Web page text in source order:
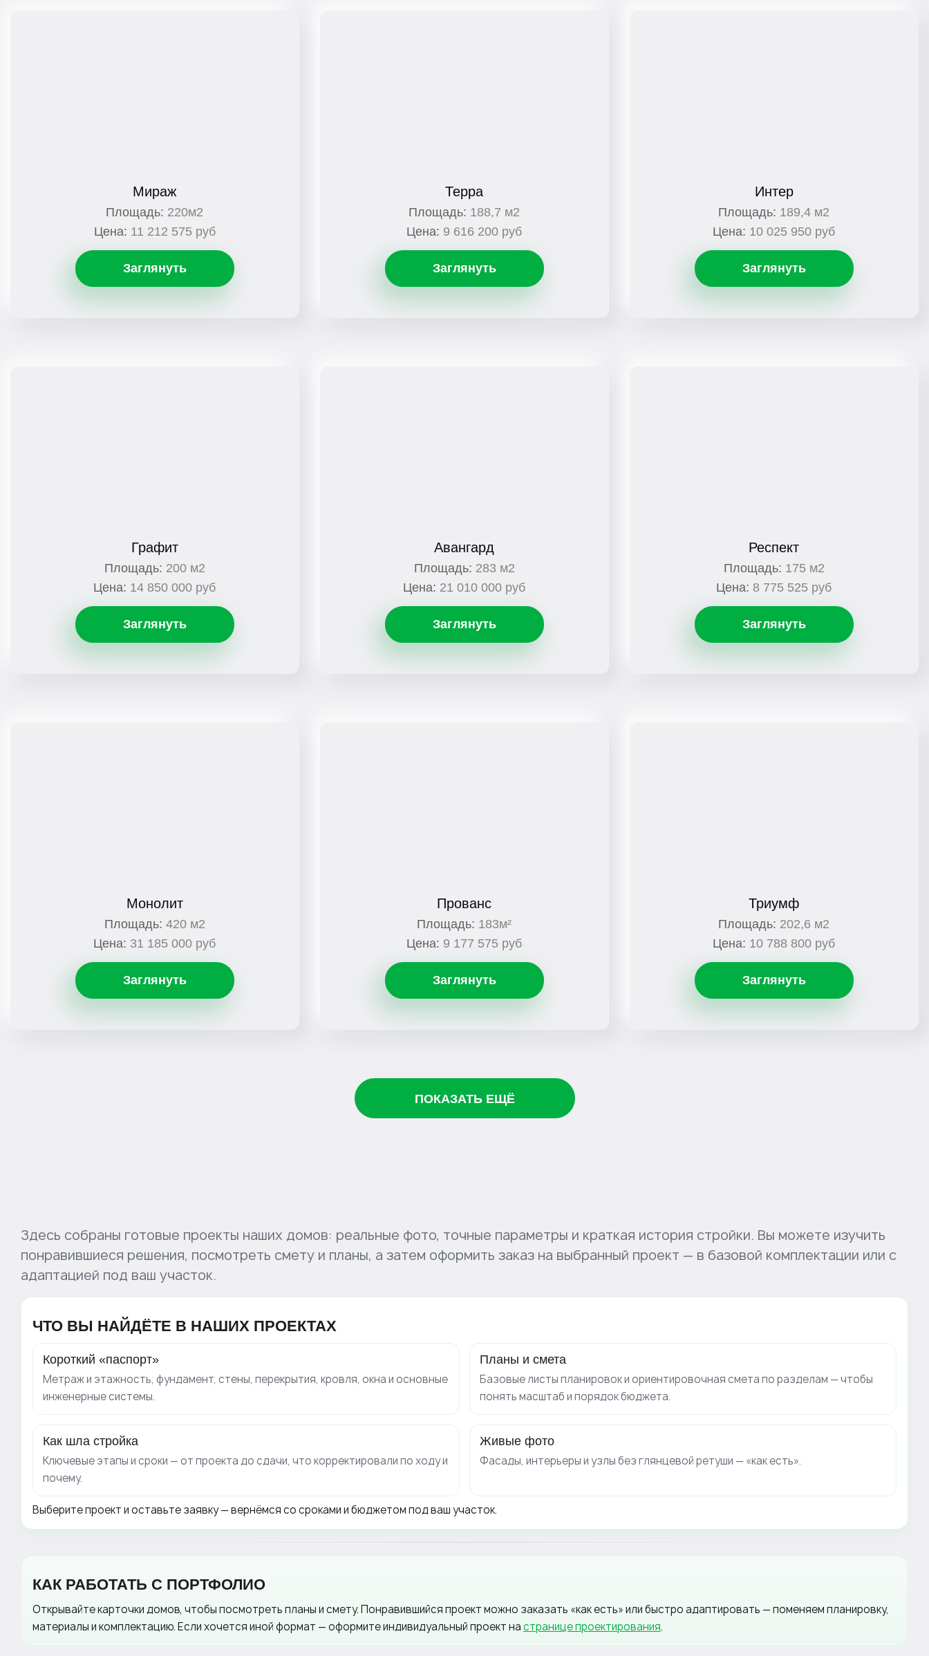
Мираж
Площадь: 220м2
Цена: 11 212 575 руб
Заглянуть
Терра
Площадь: 188,7 м2
Цена: 9 616 200 руб
Заглянуть
Интер
Площадь: 189,4 м2
Цена: 10 025 950 руб
Заглянуть
Графит
Площадь: 200 м2
Цена: 14 850 000 руб
Заглянуть
Авангард
Площадь: 283 м2
Цена: 21 010 000 руб
Заглянуть
Респект
Площадь: 175 м2
Цена: 8 775 525 руб
Заглянуть
Монолит
Площадь: 420 м2
Цена: 31 185 000 руб
Заглянуть
Прованс
Площадь: 183м²
Цена: 9 177 575 руб
Заглянуть
Триумф
Площадь: 202,6 м2
Цена: 10 788 800 руб
Заглянуть
ПОКАЗАТЬ ЕЩЁ
Здесь собраны готовые проекты наших домов: реальные фото, точные параметры и краткая история стройки. Вы можете изучить
понравившиеся решения, посмотреть смету и планы, а затем оформить заказ на выбранный проект — в базовой комплектации или с
адаптацией под ваш участок.
ЧТО ВЫ НАЙДЁТЕ В НАШИХ ПРОЕКТАХ
Короткий «паспорт»
Метраж и этажность, фундамент, стены, перекрытия, кровля, окна и основные
инженерные системы.
Планы и смета
Базовые листы планировок и ориентировочная смета по разделам — чтобы
понять масштаб и порядок бюджета.
Как шла стройка
Ключевые этапы и сроки — от проекта до сдачи, что корректировали по ходу и
почему.
Живые фото
Фасады, интерьеры и узлы без глянцевой ретуши — «как есть».
Выберите проект и оставьте заявку — вернёмся со сроками и бюджетом под ваш участок.
КАК РАБОТАТЬ С ПОРТФОЛИО
Открывайте карточки домов, чтобы посмотреть планы и смету. Понравившийся проект можно заказать «как есть» или быстро адаптировать — поменяем планировку,
материалы и комплектацию. Если хочется иной формат — оформите индивидуальный проект на странице проектирования.